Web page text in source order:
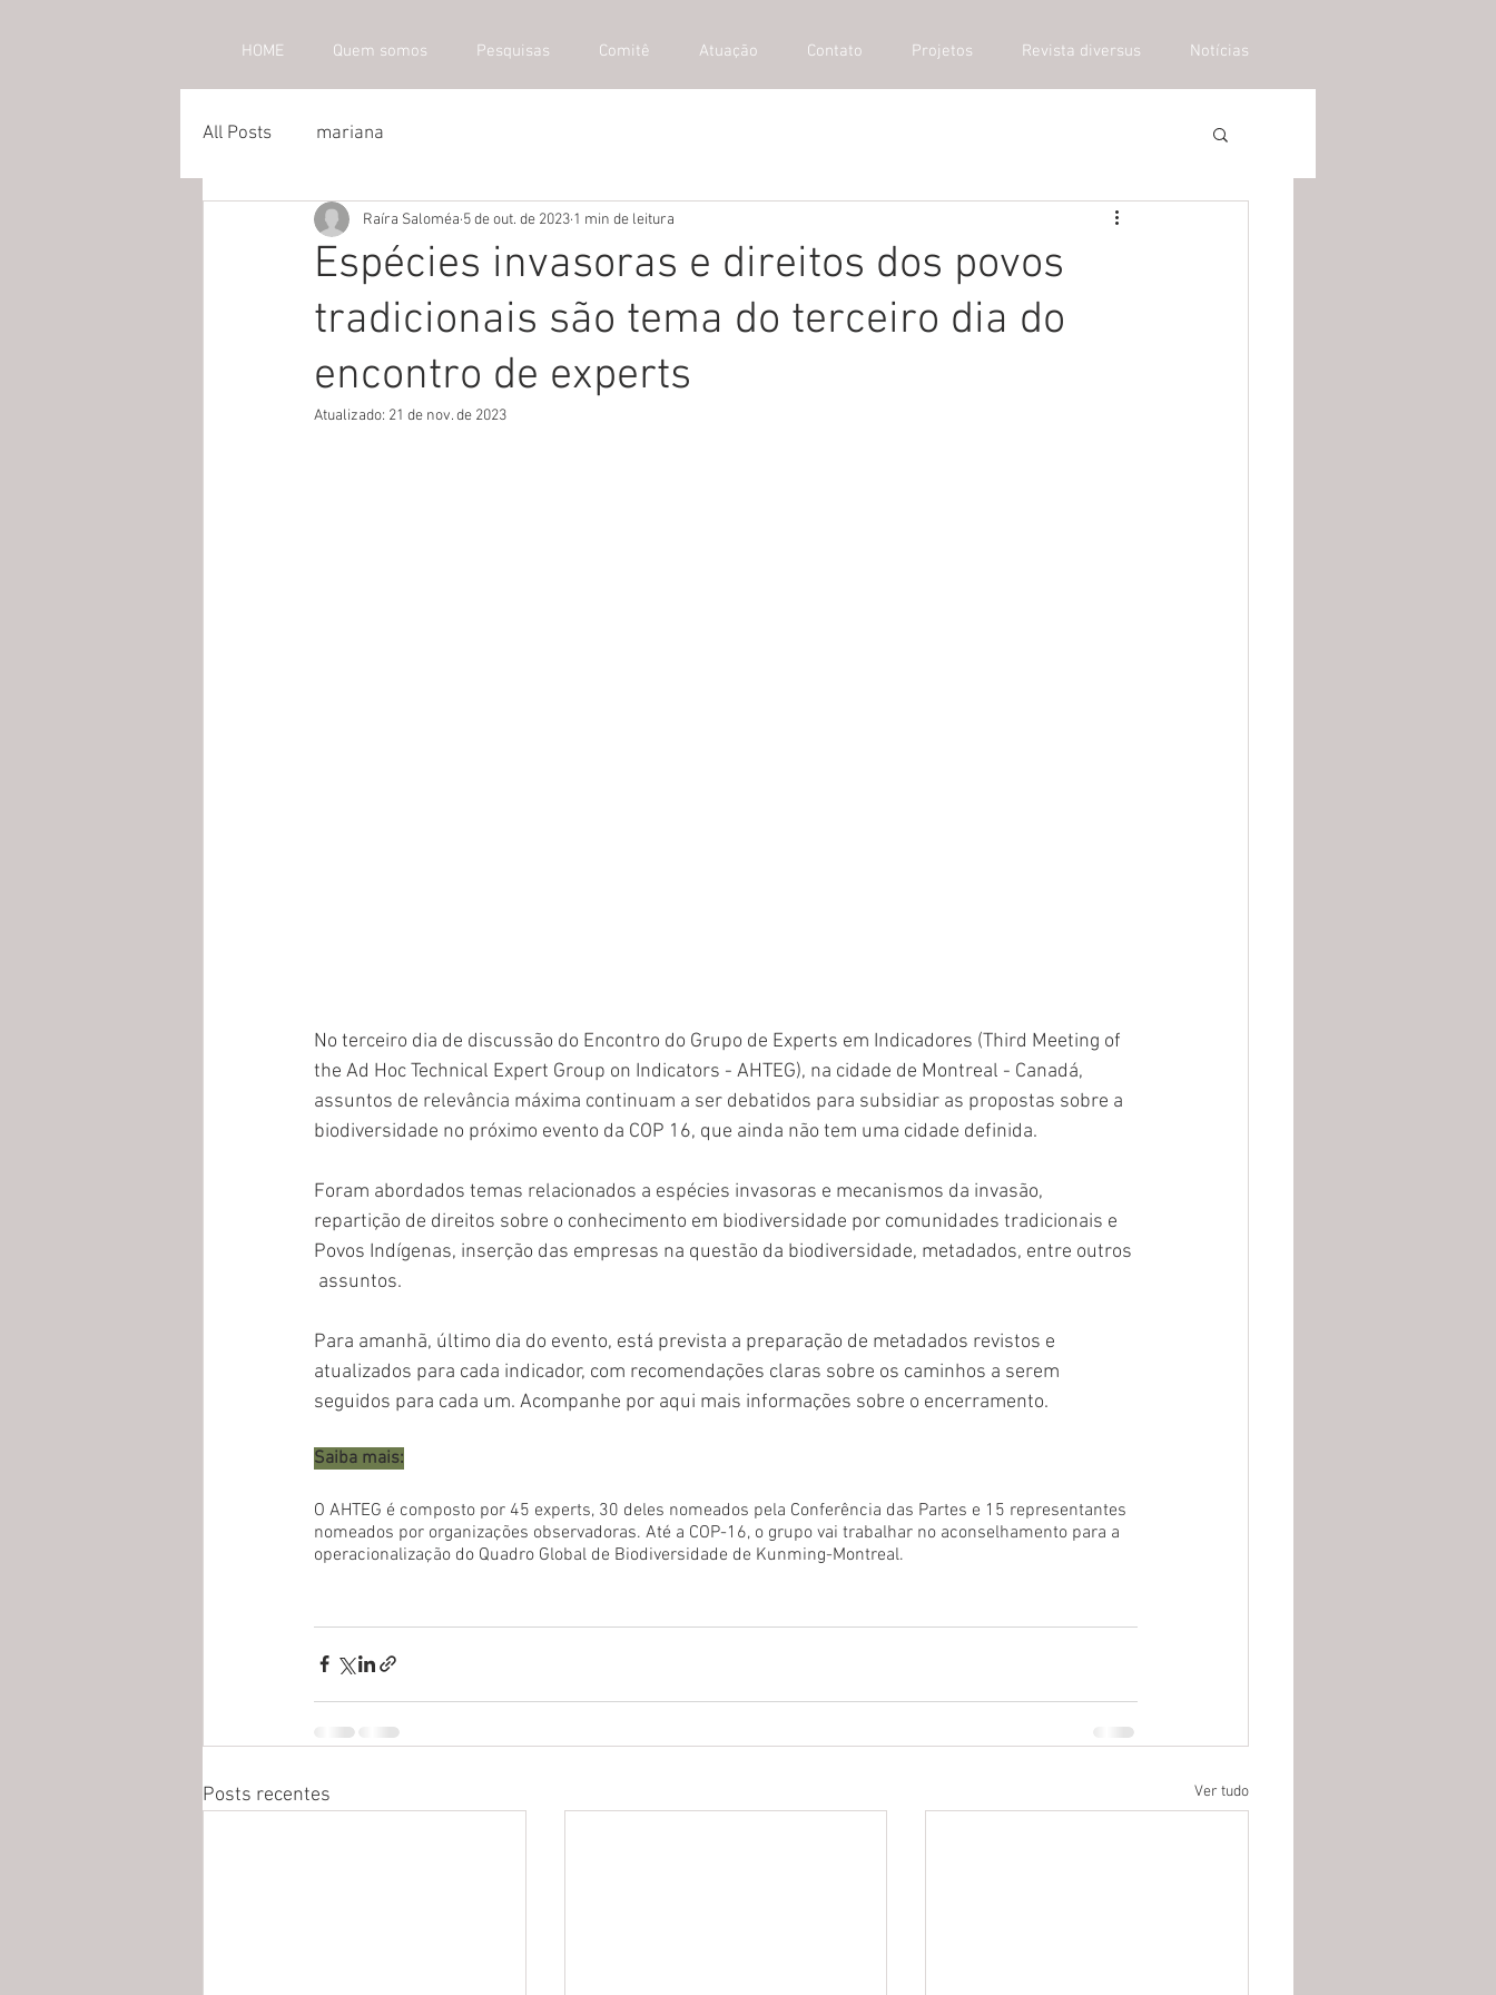
HOME Quem somos Pesquisas Comitê Atuação Contato Projetos Revista diversus Notícias
All Posts mariana
Espécies invasoras e direitos dos povos
tradicionais são tema do terceiro dia do
encontro de experts
Raíra Saloméa 5 de out. de 2023 1 min de leitura
Atualizado: 21 de nov. de 2023
No terceiro dia de discussão do Encontro do Grupo de Experts em Indicadores (Third Meeting of
the Ad Hoc Technical Expert Group on Indicators - AHTEG), na cidade de Montreal - Canadá,
assuntos de relevância máxima continuam a ser debatidos para subsidiar as propostas sobre a
biodiversidade no próximo evento da COP 16, que ainda não tem uma cidade definida.
Foram abordados temas relacionados a espécies invasoras e mecanismos da invasão,
repartição de direitos sobre o conhecimento em biodiversidade por comunidades tradicionais e
Povos Indígenas, inserção das empresas na questão da biodiversidade, metadados, entre outros
assuntos.
Para amanhã, último dia do evento, está prevista a preparação de metadados revistos e
atualizados para cada indicador, com recomendações claras sobre os caminhos a serem
seguidos para cada um. Acompanhe por aqui mais informações sobre o encerramento.
Saiba mais:
O AHTEG é composto por 45 experts, 30 deles nomeados pela Conferência das Partes e 15 representantes
nomeados por organizações observadoras. Até a COP-16, o grupo vai trabalhar no aconselhamento para a
operacionalização do Quadro Global de Biodiversidade de Kunming-Montreal.
Posts recentes Ver tudo